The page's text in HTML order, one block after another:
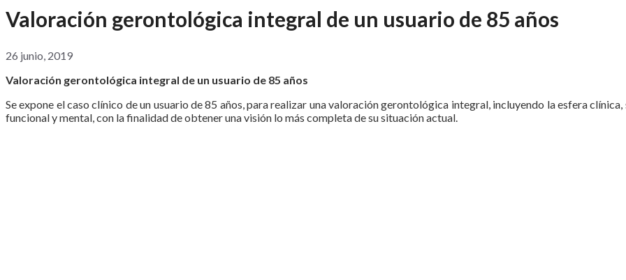
Valoración gerontológica integral de un usuario de 85 años
26 junio, 2019
Valoración gerontológica integral de un usuario de 85 años
Se expone el caso clínico de un usuario de 85 años, para realizar una valoración gerontológica integral, incluyendo la esfera clínica,
funcional y mental, con la finalidad de obtener una visión lo más completa de su situación actual.